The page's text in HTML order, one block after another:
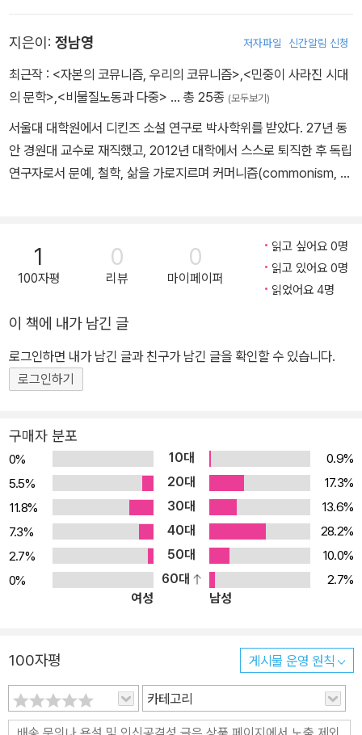
맡고 있다. 2001년 한국의 한 중앙 일간지가 선정한 세계 지식인 42
인 가운데, 노엄 촘스키에 이어 둘째 순서로 소개됐다. 또 〈한겨레〉가
보도했듯이 “캘리니코스는 세계에서 손꼽히는 마르크스주의와 세계
전에 공헌한 도서에 주는 아이작 도이처상의 심사위원이다. 캘리니코
스가 쓴 《카를 마르크스의 혁명적 사상》은 한국 대학생들 사이에서도
오랫동안 필독서로 꼽혔다. 그 밖에 《반자본주의 선언》, 《제국주의와
《브렉시트와 유럽연합》(공저), 《코로나19, 자본주의의 모순이 낳은
재난》(공저), 《제3의 길은 없다》, 《사회이론의 역사》, 《현대철학의
두 가지 전통과 마르크스주의》, 《이론과 서사》 등 수십 권의 저서가
번역돼 있다.
지은이: 정남영 저자파일 신간알림 신청
최근작 : <자본의 코뮤니즘, 우리의 코뮤니즘>,<민중이 사라진 시대
의 문학>,<비물질노동과 다중> … 총 25종 (모두보기)
서울대 대학원에서 디킨즈 소설 연구로 박사학위를 받았다. 27년 동
안 경원대 교수로 재직했고, 2012년 대학에서 스스로 퇴직한 후 독립
연구자로서 문예, 철학, 삶을 가로지르며 커머니즘(commonism, 공
『마그나카르타 선언』,『다중』(공역), 『공통체』(공역), 『D. H. 로런스
의 현대문명관』(공역) 등이 있다.
1
100자평
0
리뷰
0
마이페이퍼
읽고 싶어요 0명
읽고 있어요 0명
읽었어요 4명
이 책에 내가 남긴 글
로그인하면 내가 남긴 글과 친구가 남긴 글을 확인할 수 있습니다.
로그인하기
구매자 분포
0% 10대
0.9%
5.5%
20대
17.3%
11.8%
30대
13.6%
7.3%
40대
28.2%
2.7%
50대
10.0%
0%
60대
2.7%
여성
남성
100자평 게시물 운영 원칙
카테고리